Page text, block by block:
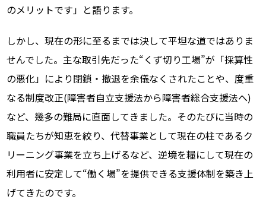
のメリットです」と語ります。
しかし、現在の形に至るまでは決して平坦な道ではありま
せんでした。主な取引先だった“くず切り工場”が「採算性
の悪化」により閉鎖・撤退を余儀なくされたことや、度重
なる制度改正(障害者自立支援法から障害者総合支援法へ)
など、幾多の難局に直面してきました。そのたびに当時の
職員たちが知恵を絞り、代替事業として現在の柱であるク
リーニング事業を立ち上げるなど、逆境を糧にして現在の
利用者に安定して“働く場”を提供できる支援体制を築き上
げてきたのです。